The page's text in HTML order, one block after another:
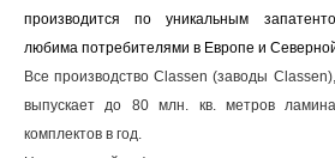
производится по уникальным
любима потребителями в Европе и
Все производство Classen (заводы
выпускает до 80 млн. кв. метров
комплектов в год.